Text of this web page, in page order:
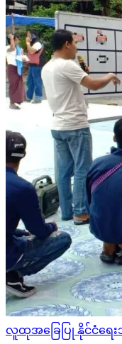
in
လူထုအခြေပြု နိုင်ငံရ